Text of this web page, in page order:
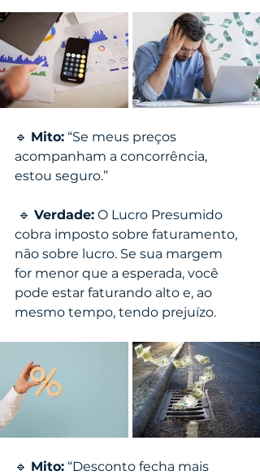
🔹 Mito: “Se meus preços
acompanham a concorrência,
estou seguro.”
🔹 Verdade: O Lucro Presumido
cobra imposto sobre faturamento,
não sobre lucro. Se sua margem
for menor que a esperada, você
pode estar faturando alto e, ao
mesmo tempo, tendo prejuízo.
🔹 Mito: “Desconto fecha mais